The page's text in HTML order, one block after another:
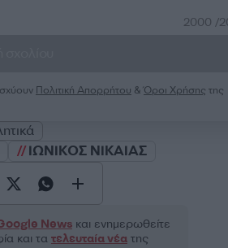
2000 /
Πολιτική Απορρήτου &Όροι Χρήσης της
ΙΩΝΙΚΟΣ ΝΙΚΑΙΑΣ
Newsκαι ενημερωθείτε
και τα τελευταία νέατης